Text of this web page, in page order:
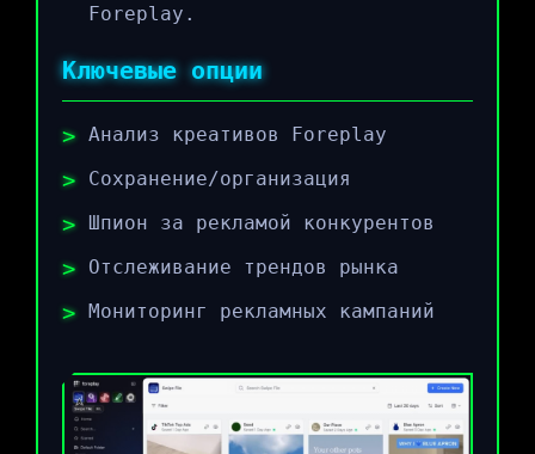
Foreplay.
Ключевые опции
Анализ креативов Foreplay
Сохранение/организация
Шпион за рекламой конкурентов
Отслеживание трендов рынка
Мониторинг рекламных кампаний